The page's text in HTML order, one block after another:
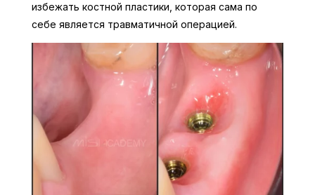
избежать костной пластики, которая сама по
себе является травматичной операцией.